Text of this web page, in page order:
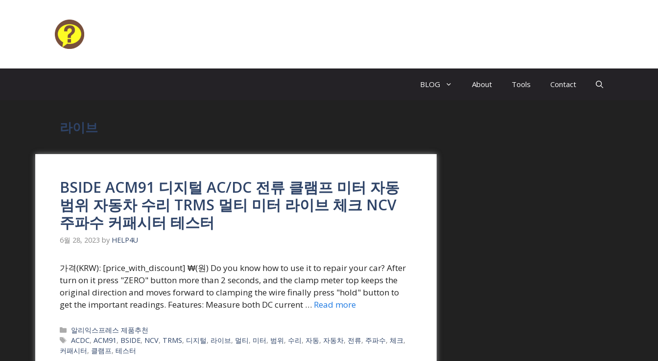
BLOG About Tools Contact
라이브
BSIDE ACM91 디지털 AC/DC 전류 클램프 미터 자동
범위 자동차 수리 TRMS 멀티 미터 라이브 체크 NCV
주파수 커패시터 테스터
6월 28, 2023 by HELP4U
가격(KRW): [price_with_discount] ₩(원) Do you know how to use it to repair your car? After
turn on it press "ZERO" button more than 2 seconds, and the clamp meter top keeps the
original direction and moves forward to clamping the wire finally press "hold" button to
get the important readings. Features: Measure both DC current … Read more
Categories
알리익스프레스 제품추천
Tags
ACDC,ACM91 , BSIDE, NCV, TRMS, 디지털, 라이브, 멀티, 미터, 범위, 수리, 자동, 자동차, 전류, 주파수,체크,
커패시터, 클램프, 테스터